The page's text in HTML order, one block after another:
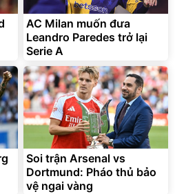
AC Milan muốn đưa
Leandro Paredes trở lại
Serie A
Soi trận Arsenal vs
Dortmund: Pháo thủ bảo
vệ ngai vàng